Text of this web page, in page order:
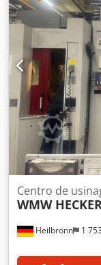
Heilbronn 1
Centro de
WMW